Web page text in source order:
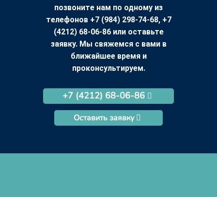
позвоните нам по одному из
телефонов +7 (984) 298-74-68, +7
(4212) 68-06-86 или оставьте
заявку. Мы свяжемся с вами в
ближайшее время и
проконсультируем.
+7 (4212) 68-06-86
Оставить заявку